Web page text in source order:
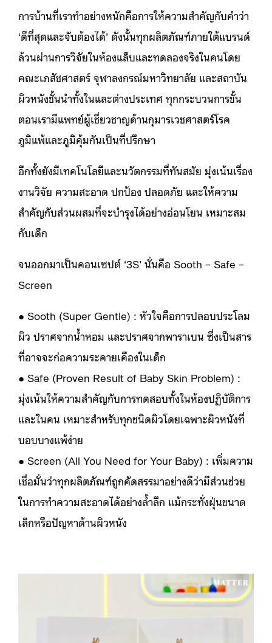
การบ้านที่เราทำอย่างหนักคือการให้ความสำคัญกับคำว่า
‘ดีที่สุดและจับต้องได้’ ดังนั้นทุกผลิตภัณฑ์ภายใต้แบรนด์
ล้วนผ่านการวิจัยในห้องแล็บและทดลองจริงในคนโดย
คณะเภสัชศาสตร์ จุฬาลงกรณ์มหาวิทยาลัย และสถาบัน
ผิวหนังชั้นนำทั้งในและต่างประเทศ ทุกกระบวนการขั้น
ตอนเรามีแพทย์ผู้เชี่ยวชาญด้านกุมารเวชศาสตร์โรค
ภูมิแพ้และภูมิคุ้มกันเป็นที่ปรึกษา
อีกทั้งยังมีเทคโนโลยีและนวัตกรรมที่ทันสมัย มุ่งเน้นเรื่อง
งานวิจัย ความสะอาด ปกป้อง ปลอดภัย และให้ความ
สำคัญกับส่วนผสมที่จะบำรุงได้อย่างอ่อนโยน เหมาะสม
กับเด็ก
จนออกมาเป็นคอนเซปต์ ‘3S’ นั่นคือ Sooth – Safe –
Screen
● Sooth (Super Gentle) : หัวใจคือการปลอบประโลม
ผิว ปราศจากน้ำหอม และปราศจากพาราเบน ซึ่งเป็นสาร
ที่อาจจะก่อความระคายเคืองในเด็ก
● Safe (Proven Result of Baby Skin Problem) :
มุ่งเน้นให้ความสำคัญกับการทดสอบทั้งในห้องปฏิบัติการ
และในคน เหมาะสำหรับทุกชนิดผิวโดยเฉพาะผิวหนังที่
บอบบางแพ้ง่าย
● Screen (All You Need for Your Baby) : เพิ่มความ
เชื่อมั่นว่าทุกผลิตภัณฑ์ถูกคัดสรรมาอย่างดีว่ามีส่วนช่วย
ในการทำความสะอาดได้อย่างล้ำลึก แม้กระทั่งฝุ่นขนาด
เล็กหรือปัญหาด้านผิวหนัง